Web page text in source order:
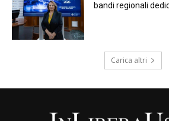
bandi regionali
Carica altri